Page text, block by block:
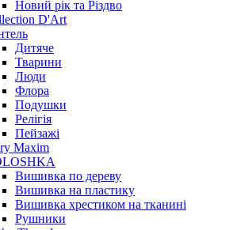
Новий рік та Різдво
D'Art
Дитяче
Тварини
Люди
Флора
Подушки
Релігія
Пейзажі
Maxim
Вишивка по дереву
Вишивка на пластику
Вишивка хрестиком на тканині
Рушники